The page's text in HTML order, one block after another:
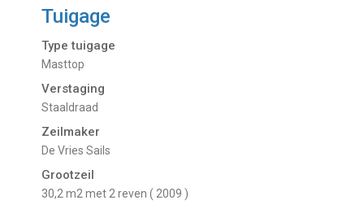
Tuigage
Type tuigage
Masttop
Verstaging
Staaldraad
Zeilmaker
De Vries Sails
Grootzeil
30,2 m2 met 2 reven ( 2009 )